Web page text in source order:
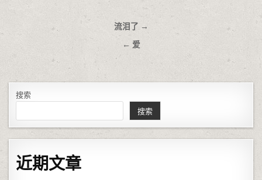
文章导航 流泪了 →
← 爱
搜索
搜索
近期文章